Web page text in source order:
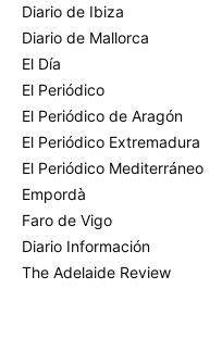
Diario de Ibiza
Diario de Mallorca
El Día
El Periódico
El Periódico de Aragón
El Periódico Extremadura
El Periódico Mediterráneo
Empordà
Faro de Vigo
Diario Información
The Adelaide Review